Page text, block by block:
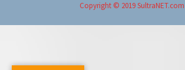
Copyright © 2019 SultraNET.com